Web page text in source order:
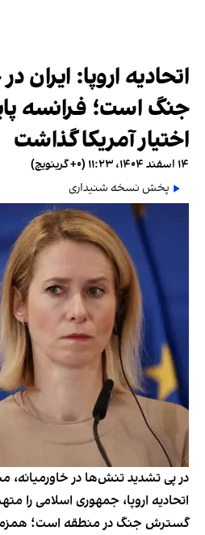
اتحادیه اروپا:
جنگ است؛ فرانسه
اختیار آمریکا گذاشت
۱۴ اسفند ۱۴۰۴، ۱۱:۲۳ (‎+۰ گرینویچ)
پخش نسخه شنیداری
در پی تشدید تنش‌ها در
اتحادیه اروپا، جمهوری اسلامی را
گسترش جنگ در منطقه است؛